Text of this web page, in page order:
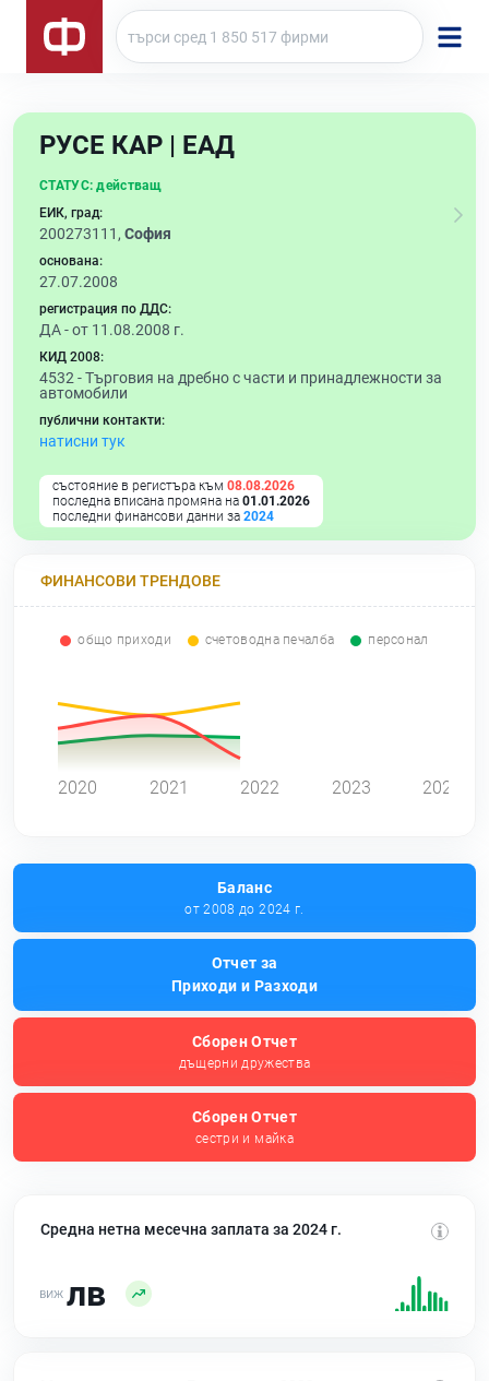
РУСЕ КАР | ЕАД
СТАТУС: действащ
ЕИК, град:
200273111, София
основана:
27.07.2008
регистрация по ДДС:
ДА - от 11.08.2008 г.
КИД 2008:
4532 -Търговия на дребно с части и принадлежности за
автомобили
публични контакти:
натисни тук
състояние в регистъра към 08.08.2026
последна вписана промяна на 01.01.2026
последни финансови данни за 2024
ФИНАНСОВИ ТРЕНДОВЕ
общо приходи счетоводна печалба персонал
2020 2021 2022 2023 2024
Баланс
от 2008 до 2024 г.
Отчет за
Приходи и Разходи
Сборен Отчет
дъщерни дружества
Сборен Отчет
сестри и майка
Средна нетна месечна заплата за 2024 г.
лв